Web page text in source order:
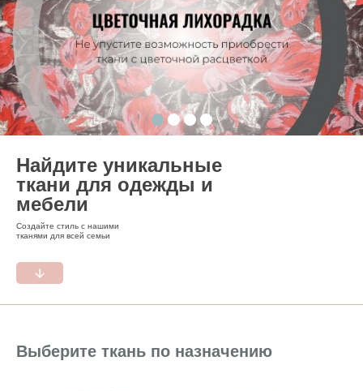
Найдите уникальные
ткани для одежды и
мебели
Создайте стиль с нашими
тканями для всей семьи
Выберите ткань по назначению